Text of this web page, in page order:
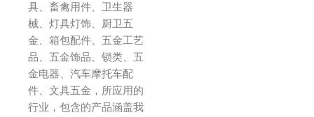
具、畜禽用件、卫生器
械、灯具灯饰、厨卫五
金、箱包配件、五金工艺
品、五金饰品、锁类、五
金电器、汽车摩托车配
件、文具五金，所应用的
行业，包含的产品涵盖我